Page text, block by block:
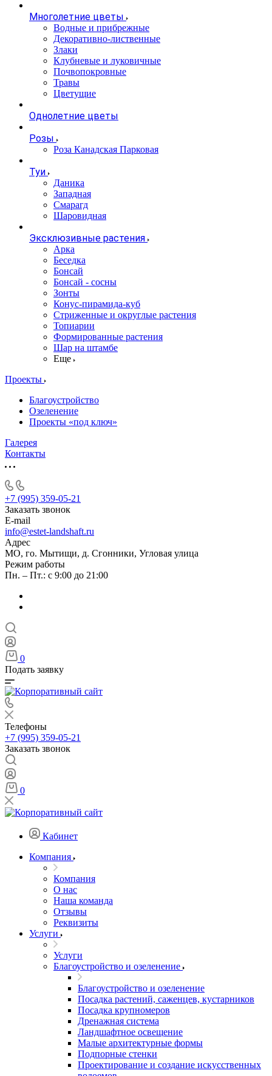
Многолетние цветы
Водные и прибрежные
Декоративно-лиственные
Злаки
Клубневые и луковичные
Почвопокровные
Травы
Цветущие
Однолетние цветы
Розы
Роза Канадская Парковая
Туи
Даника
Западная
Смарагд
Шаровидная
Эксклюзивные растения
Арка
Беседка
Бонсай
Бонсай - сосны
Зонты
Конус-пирамида-куб
Стриженные и округлые растения
Топиарии
Формированные растения
Шар на штамбе
Еще
Проекты
Благоустройство
Озеленение
Проекты «под ключ»
Галерея
Контакты
+7 (995) 359-05-21
Заказать звонок
E-mail
info@estet-landshaft.ru
Адрес
МО, го. Мытищи, д. Сгонники, Угловая улица
Режим работы
Пн. – Пт.: с 9:00 до 21:00
0
Подать заявку
Телефоны
+7 (995) 359-05-21
Заказать звонок
0
Кабинет
Компания
Компания
О нас
Наша команда
Отзывы
Реквизиты
Услуги
Услуги
Благоустройство и озеленение
Благоустройство и озеленение
Посадка растений, саженцев, кустарников
Посадка крупномеров
Дренажная система
Ландшафтное освещение
Малые архитектурные формы
Подпорные стенки
Проектирование и создание искусственных